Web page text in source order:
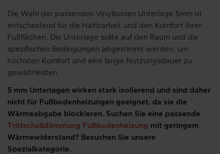
Die Wahl der passenden Vinylboden Unterlage 5mm ist
entscheidend für die Haltbarkeit und den Komfort Ihrer
Fußflächen. Die Unterlage sollte auf den Raum und die
spezifischen Bedingungen abgestimmt werden, um
höchsten Komfort und eine lange Nutzungsdauer zu
gewährleisten.
5 mm Unterlagen wirken stark isolierend und sind daher
nicht für Fußbodenheizungen geeignet, da sie die
Wärmeabgabe blockieren. Suchen Sie eine passende
Trittschalldämmung Fußbodenheizung mit geringem
Wärmewiderstand? Besuchen Sie unsere
Spezialkategorie.